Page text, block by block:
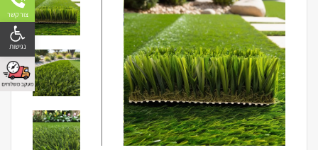
צור קשר